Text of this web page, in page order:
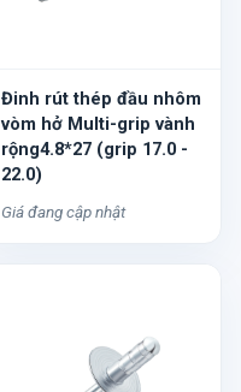
Đinh rút thép đầu nhôm
vòm hở Multi-grip vành
rộng4.8*27 (grip 17.0 -
22.0)
Giá đang cập nhật